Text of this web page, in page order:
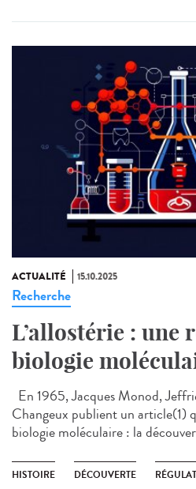
ACTUALITÉ 15.10.2025
Recherche
L’allostérie : une
biologie
En 1965, Jacques Monod,
Changeux publient un article(1)
biologie moléculaire : la
HISTOIRE DÉCOUVERTE